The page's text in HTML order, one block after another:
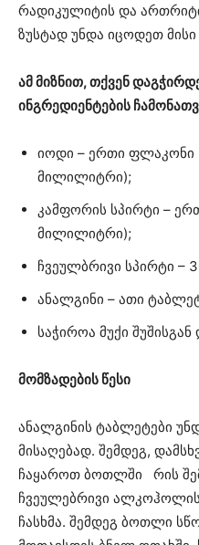
რადიკულიტის და
ზუსტად უნდა იცოდეთ მისი
ამ მიზნით, თქვენ
ინგრედიენტების
იოდი – ერთი ფლაკონი
მილილიტრი);
კამფორის სპირტი –
მილილიტრი);
ჩვეულბრივი სპირტი –
ანალგინი – ათი
საჭიროა მუქი
მომზადების წესი
ანალგინის ტაბლეტები
მისაღებად. შემდეგ,
ჩაყაროთ ბოთლში რის
ჩვეულებრივი
ჩასხმა. შემდეგ ბოთლი